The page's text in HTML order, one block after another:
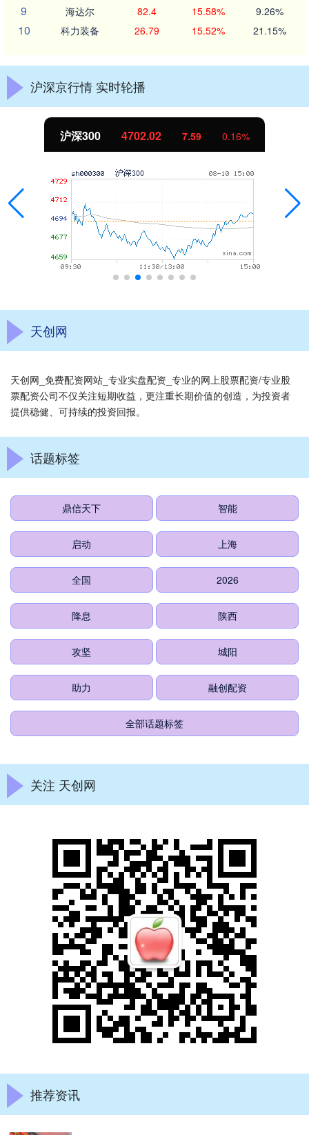
9 海达尔 82.4 15.58% 9.26%
10 科力装备 26.79 15.52% 21.15%
沪深京行情 实时轮播
沪深300 4702.02 7.59 0.16%
天创网
天创网_免费配资网站_专业实盘配资_专业的网上股票配资/专业股
票配资公司不仅关注短期收益，更注重长期价值的创造，为投资者
提供稳健、可持续的投资回报。
话题标签
鼎信天下 智能
启动 上海
全国 2026
降息 陕西
攻坚 城阳
助力 融创配资
全部话题标签
关注 天创网
推荐资讯